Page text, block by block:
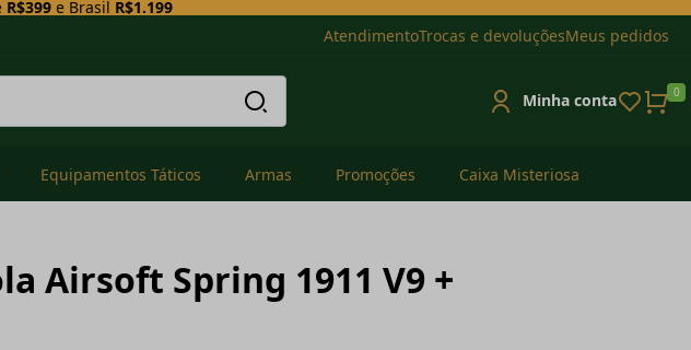
R$399e Brasil R$1.199
AtendimentoTrocas e devoluçõesMeus pedidos
Minha conta 0
Equipamentos Táticos Armas Promoções Caixa Misteriosa
Airsoft Spring 1911 V9 +